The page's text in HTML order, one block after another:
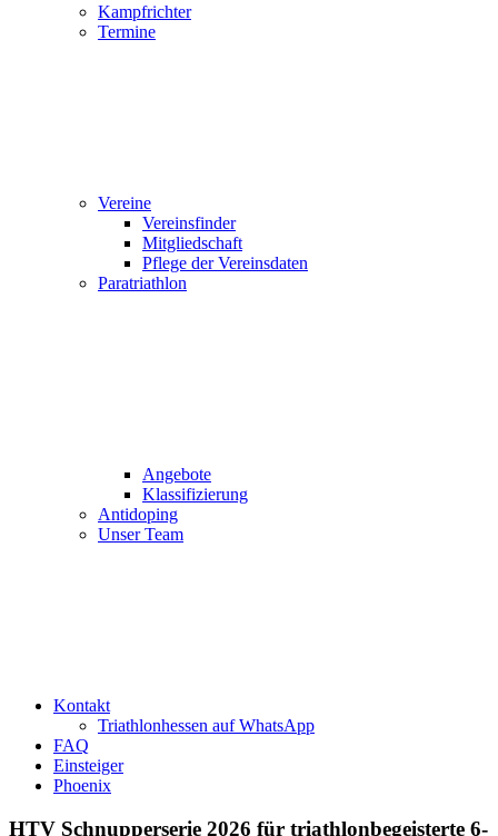
Kampfrichter
Termine
Vereine
Vereinsfinder
Mitgliedschaft
Pflege der Vereinsdaten
Paratriathlon
Angebote
Klassifizierung
Antidoping
Unser Team
Kontakt
Triathlonhessen auf WhatsApp
FAQ
Einsteiger
Phoenix
HTV Schnupperserie 2026 für triathlonbegeisterte 6-